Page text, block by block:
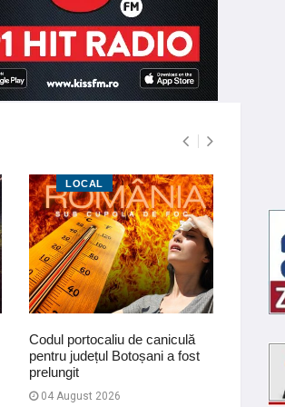
LOCAL
Codul portocaliu de caniculă
pentru județul Botoșani a fost
prelungit
04 August 2026
după